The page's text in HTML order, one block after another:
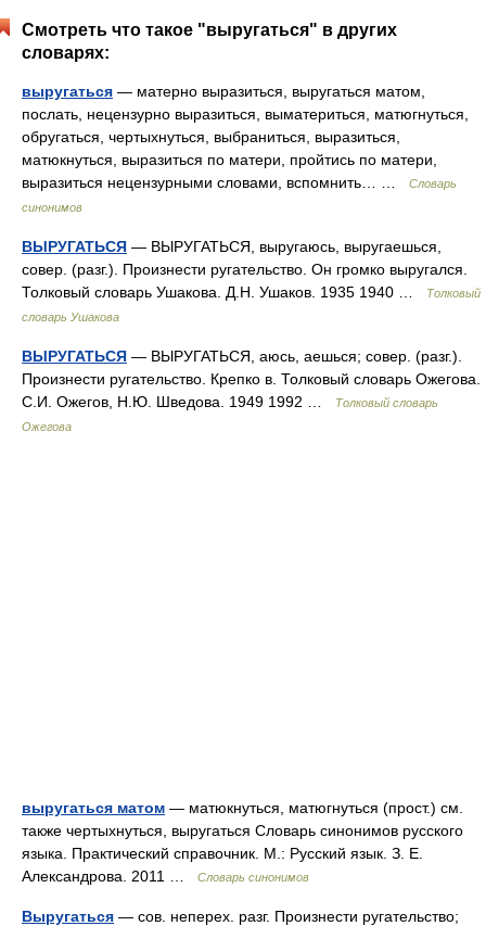
Смотреть что такое "выругаться" в других
словарях:
выругаться — матерно выразиться, выругаться матом,
послать, нецензурно выразиться, выматериться, матюгнуться,
обругаться, чертыхнуться, выбраниться, выразиться,
матюкнуться, выразиться по матери, пройтись по матери,
выразиться нецензурными словами, вспомнить… …
Словарь
синонимов
ВЫРУГАТЬСЯ — ВЫРУГАТЬСЯ, выругаюсь, выругаешься,
совер. (разг.). Произнести ругательство. Он громко выругался.
Толковый словарь Ушакова. Д.Н. Ушаков. 1935 1940 …
Толковый
словарь Ушакова
ВЫРУГАТЬСЯ — ВЫРУГАТЬСЯ, аюсь, аешься; совер. (разг.).
Произнести ругательство. Крепко в. Толковый словарь Ожегова.
С.И. Ожегов, Н.Ю. Шведова. 1949 1992 …
Толковый словарь
Ожегова
выругаться матом — матюкнуться, матюгнуться (прост.) см.
также чертыхнуться, выругаться Словарь синонимов русского
языка. Практический справочник. М.: Русский язык. З. Е.
Александрова. 2011 …
Словарь синонимов
Выругаться — сов. неперех. разг. Произнести ругательство;